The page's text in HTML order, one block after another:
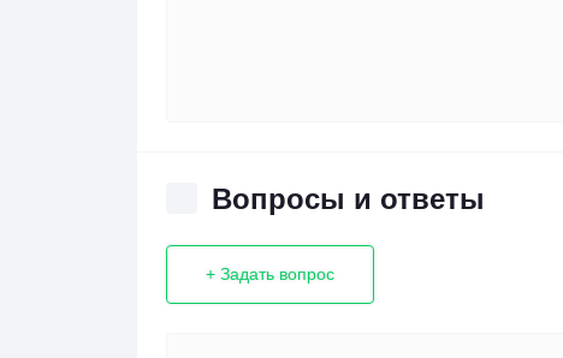
Вопросы и ответы
+ Задать вопрос